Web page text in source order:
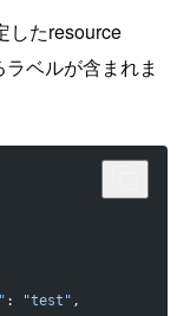
したresource
ベルが含まれま
: "test" ,